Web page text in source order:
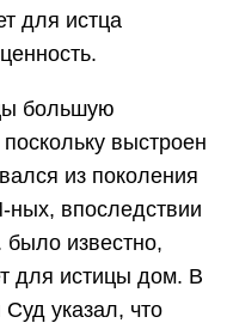
для истца
большую
выстроен
из поколения
впоследствии
известно,
для истицы дом. В
указал, что